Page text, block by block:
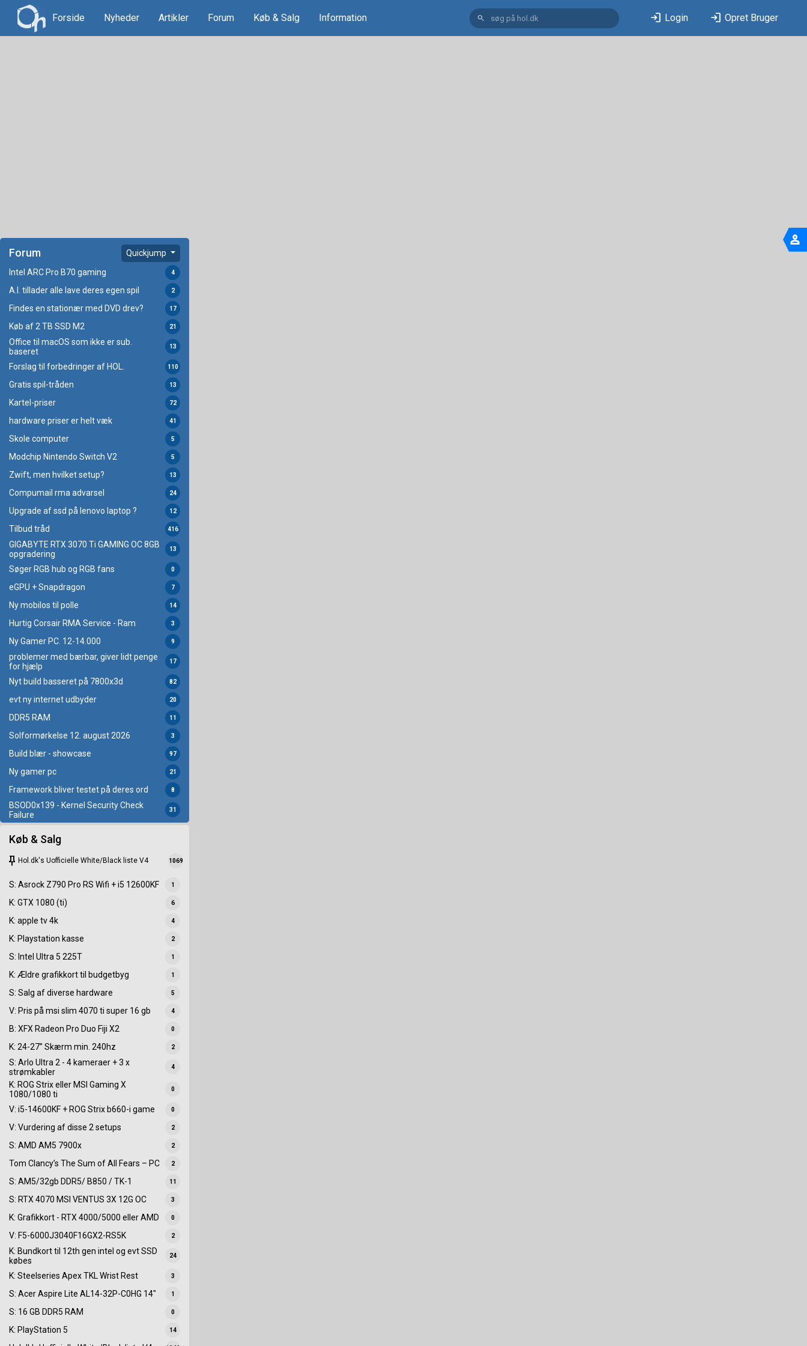
Forside Nyheder Artikler Forum Køb & Salg Information search login Login login Opret Bruger
Forum Quickjump
Intel ARC Pro B70 gaming 4
A.I. tillader alle lave deres egen spil 2
Findes en stationær med DVD drev? 17
Køb af 2 TB SSD M2 21
Office til macOS som ikke er sub.
baseret
13
Forslag til forbedringer af HOL. 110
Gratis spil-tråden 13
Kartel-priser 72
hardware priser er helt væk 41
Skole computer 5
Modchip Nintendo Switch V2 5
Zwift, men hvilket setup? 13
Compumail rma advarsel 24
Upgrade af ssd på lenovo laptop ? 12
Tilbud tråd 416
GIGABYTE RTX 3070 Ti GAMING OC 8GB
opgradering
13
Søger RGB hub og RGB fans 0
eGPU + Snapdragon 7
Ny mobilos til polle 14
Hurtig Corsair RMA Service - Ram 3
Ny Gamer PC. 12-14.000 9
problemer med bærbar, giver lidt penge
for hjælp
17
Nyt build basseret på 7800x3d 82
evt ny internet udbyder 20
DDR5 RAM 11
Solformørkelse 12. august 2026 3
Build blær - showcase 97
Ny gamer pc 21
Framework bliver testet på deres ord 8
BSOD0x139 - Kernel Security Check
Failure
31
Køb & Salg
keep Hol.dk's Uofficielle White/Black liste V4 1069
S: Asrock Z790 Pro RS Wifi + i5 12600KF 1
K: GTX 1080 (ti) 6
K: apple tv 4k 4
K: Playstation kasse 2
S: Intel Ultra 5 225T 1
K: Ældre grafikkort til budgetbyg 1
S: Salg af diverse hardware 5
V: Pris på msi slim 4070 ti super 16 gb 4
B: XFX Radeon Pro Duo Fiji X2 0
K: 24-27” Skærm min. 240hz 2
S: Arlo Ultra 2 - 4 kameraer + 3 x
strømkabler
4
K: ROG Strix eller MSI Gaming X
1080/1080 ti
0
V: i5-14600KF + ROG Strix b660-i game 0
V: Vurdering af disse 2 setups 2
S: AMD AM5 7900x 2
Tom Clancy’s The Sum of All Fears – PC 2
S: AM5/32gb DDR5/ B850 / TK-1 11
S: RTX 4070 MSI VENTUS 3X 12G OC 3
K: Grafikkort - RTX 4000/5000 eller AMD 0
V: F5-6000J3040F16GX2-RS5K 2
K: Bundkort til 12th gen intel og evt SSD
købes
24
K: Steelseries Apex TKL Wrist Rest 3
S: Acer Aspire Lite AL14-32P-C0HG 14" 1
S: 16 GB DDR5 RAM 0
K: PlayStation 5 14
person